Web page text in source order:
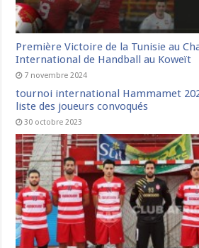
Première Victoire de la Tunisie au
International de Handball au Koweït
7 novembre 2024
tournoi international Hammamet
liste des joueurs convoqués
30 octobre 2023